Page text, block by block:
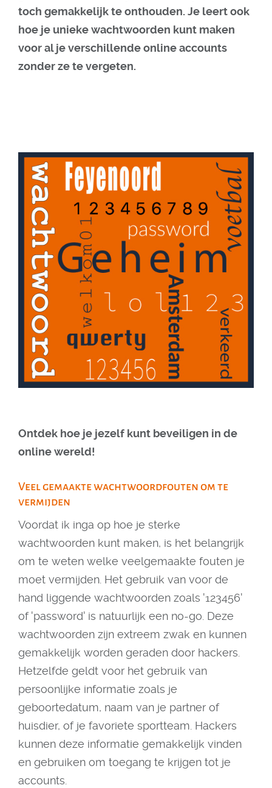
toch gemakkelijk te onthouden. Je leert ook
hoe je unieke wachtwoorden kunt maken
voor al je verschillende online accounts
zonder ze te vergeten.
Ontdek hoe je jezelf kunt beveiligen in de
online wereld!
Veel gemaakte wachtwoordfouten om te
vermijden
Voordat ik inga op hoe je sterke
wachtwoorden kunt maken, is het belangrijk
om te weten welke veelgemaakte fouten je
moet vermijden. Het gebruik van voor de
hand liggende wachtwoorden zoals '123456'
of 'password' is natuurlijk een no-go. Deze
wachtwoorden zijn extreem zwak en kunnen
gemakkelijk worden geraden door hackers.
Hetzelfde geldt voor het gebruik van
persoonlijke informatie zoals je
geboortedatum, naam van je partner of
huisdier, of je favoriete sportteam. Hackers
kunnen deze informatie gemakkelijk vinden
en gebruiken om toegang te krijgen tot je
accounts.